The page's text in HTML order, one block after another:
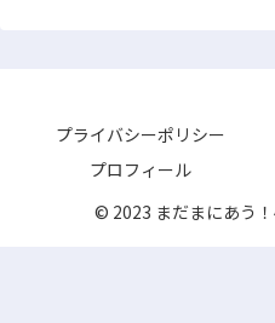
プライバシーポリシー
プロフィール
© 2023 まだまにあう